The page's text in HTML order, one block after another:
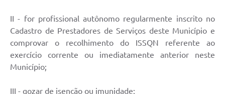
II - for profissional autônomo regularmente inscrito no
Cadastro de Prestadores de Serviços deste Município e
comprovar o recolhimento do ISSQN referente ao
exercício corrente ou imediatamente anterior neste
Município;
III - gozar de isenção ou imunidade;